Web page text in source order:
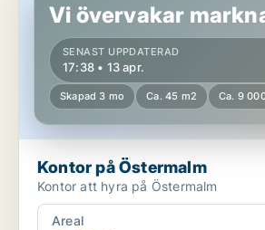
Vi övervakar
SENAST UPPDATERAD
17:38 • 13 apr.
Skapad 3 mo Ca. 45 m2 Ca. 9
Kontor på Östermalm
Kontor att hyra på Östermalm
Areal